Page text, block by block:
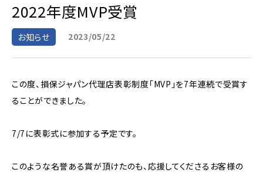
2022年度MVP受賞
お知らせ 2023/05/22
この度、損保ジャパン代理店表彰制度「MVP」を7年連続で受賞す
ることができました。
7/7に表彰式に参加する予定です。
このような名誉ある賞が頂けたのも、応援してくださるお客様の